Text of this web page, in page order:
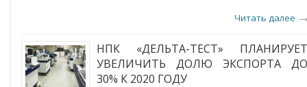
Читать далее
НПК «ДЕЛЬТА-ТЕСТ» ПЛАНИРУЕТ
УВЕЛИЧИТЬ ДОЛЮ ЭКСПОРТА ДО
30% К 2020 ГОДУ